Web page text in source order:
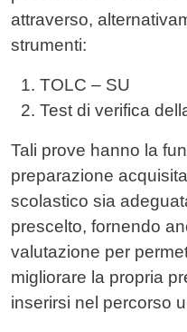
attraverso,
strumenti:
TOLC – SU
Test di verifica
Tali prove hanno la
preparazione
scolastico sia
prescelto, fornendo
valutazione per
migliorare la propria
inserirsi nel percorso